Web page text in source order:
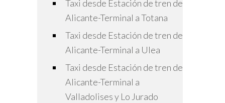
Taxi desde Estación de tren de
Alicante-Terminal a Totana
Taxi desde Estación de tren de
Alicante-Terminal a Ulea
Taxi desde Estación de tren de
Alicante-Terminal a
Valladolises y Lo Jurado